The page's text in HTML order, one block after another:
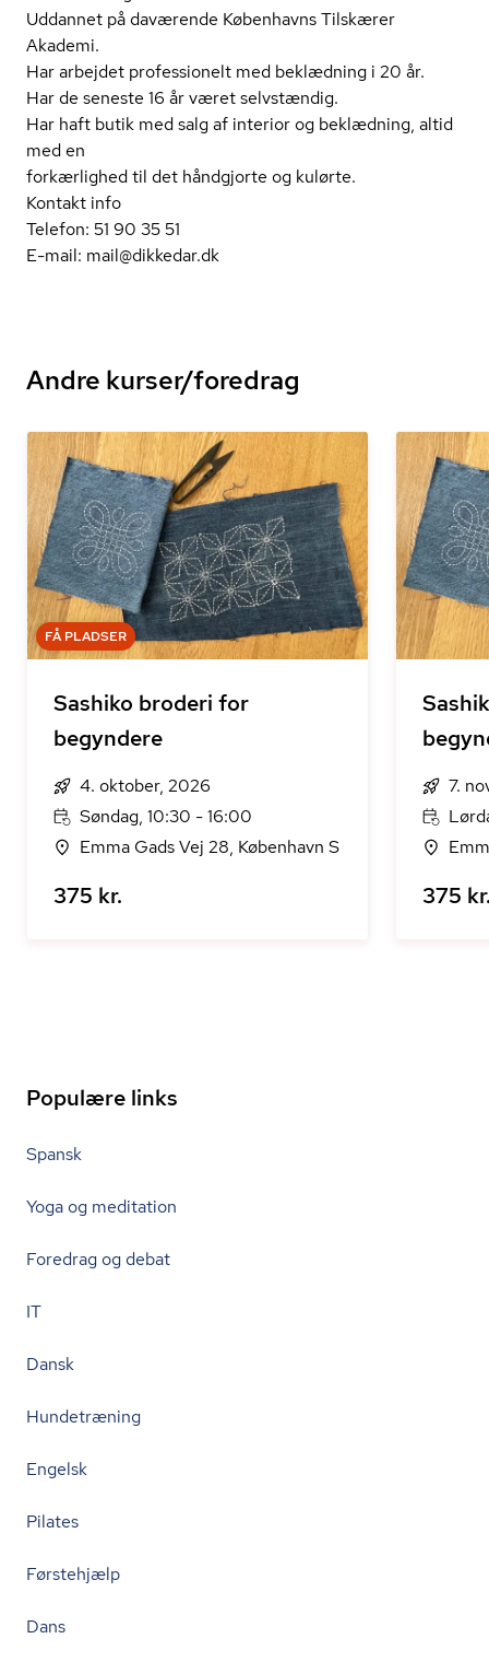
Uddannet på daværende Københavns Tilskærer
Akademi.
Har arbejdet professionelt med beklædning i 20 år.
Har de seneste 16 år været selvstændig.
Har haft butik med salg af interior og beklædning, altid
med en
forkærlighed til det håndgjorte og kulørte.
Kontakt info
Telefon: 51 90 35 51
E-mail: mail@dikkedar.dk
Andre kurser/foredrag
FÅ PLADSER
Sashiko broderi for
begyndere
4. oktober, 2026
Søndag, 10:30 - 16:00
Emma Gads Vej 28, København S
375 kr.
7.
375
Populære links
Spansk
Yoga og meditation
Foredrag og debat
IT
Dansk
Hundetræning
Engelsk
Pilates
Førstehjælp
Dans